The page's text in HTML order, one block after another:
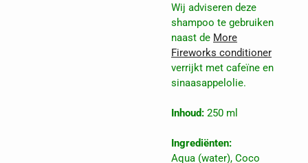
Wij adviseren deze
shampoo te gebruiken
naast de More
Fireworks conditioner
verrijkt met cafeïne en
sinaasappelolie.
Inhoud: 250 ml
Ingrediënten:
Aqua (water), Coco